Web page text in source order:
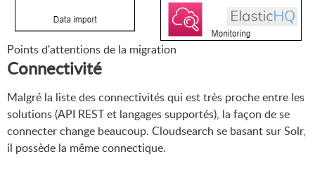
Points d'attentions de la migration
Connectivité
Malgré la liste des connectivités qui est très proche entre les
solutions (API REST et langages supportés), la façon de se
connecter change beaucoup. Cloudsearch se basant sur Solr,
il possède la même connectique.